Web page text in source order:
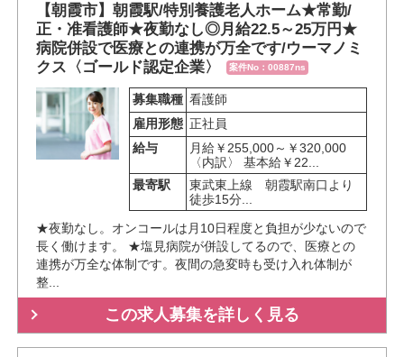
【朝霞市】朝霞駅/特別養護老人ホーム★常勤/
正・准看護師★夜勤なし◎月給22.5～25万円★
病院併設で医療との連携が万全です/ウーマノミ
クス〈ゴールド認定企業〉
案件No：00887ns
募集職種 看護師
雇用形態 正社員
給与
月給￥255,000～￥320,000
〈内訳〉 基本給￥22...
最寄駅
東武東上線　朝霞駅南口より
徒歩15分...
★夜勤なし。オンコールは月10日程度と負担が少ないので
長く働けます。 ★塩見病院が併設してるので、医療との
連携が万全な体制です。夜間の急変時も受け入れ体制が
整...
この求人募集を詳しく見る